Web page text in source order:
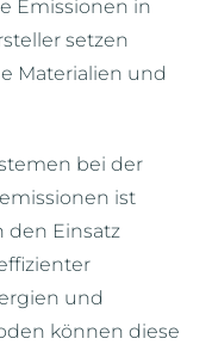
Emissionen in
setzen
Materialien und
bei der
ist
den Einsatz
und
können diese